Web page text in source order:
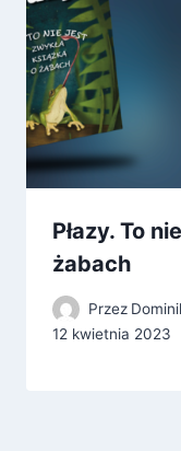
Płazy. To
żabach
Przez
12 kwietnia 2023